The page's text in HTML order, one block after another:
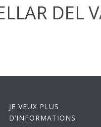
DEL
JE VEUX PLUS
D’INFORMATIONS